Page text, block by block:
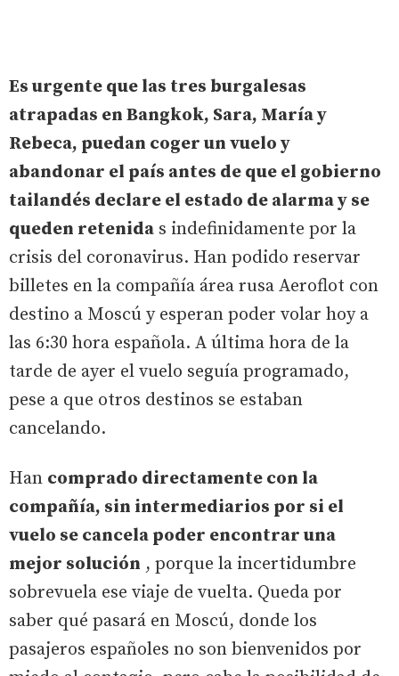
Es urgente que las tres burgalesas
atrapadas en Bangkok, Sara, María y
Rebeca, puedan coger un vuelo y
abandonar el país antes de que el gobierno
tailandés declare el estado de alarma y se
queden retenida s indefinidamente por la
crisis del coronavirus. Han podido reservar
billetes en la compañía área rusa Aeroflot con
destino a Moscú y esperan poder volar hoy a
las 6:30 hora española. A última hora de la
tarde de ayer el vuelo seguía programado,
pese a que otros destinos se estaban
cancelando.
Han comprado directamente con la
compañía, sin intermediarios por si el
vuelo se cancela poder encontrar una
mejor solución , porque la incertidumbre
sobrevuela ese viaje de vuelta. Queda por
saber qué pasará en Moscú, donde los
pasajeros españoles no son bienvenidos por